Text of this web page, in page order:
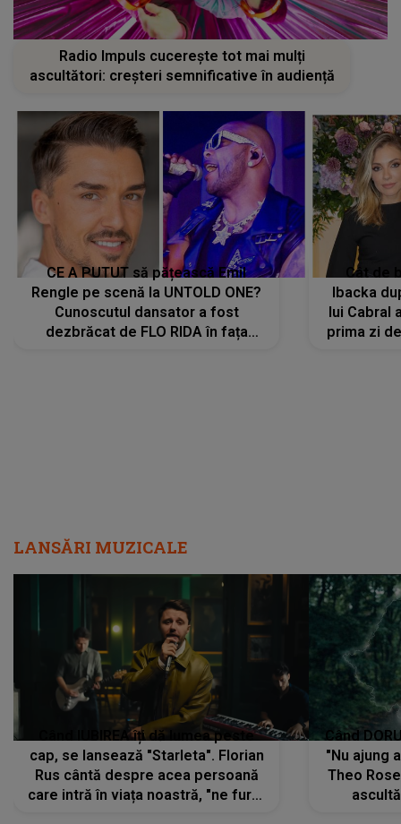
Radio Impuls cucerește tot mai mulți
ascultători: creșteri semnificative în audiență
CE A PUTUT să pățească Emil
Rengle pe scenă la UNTOLD ONE?
Cunoscutul dansator a fost
dezbrăcat de FLO RIDA în fața
Cât de
Ibacka
lui Cabral
prima zi
LANSĂRI MUZICALE
Când IUBIREA îți dă lumea peste
cap, se lansează "Starleta". Florian
Rus cântă despre acea persoană
care intră în viața noastră, "ne fură"
Când
"Nu ajung
Theo